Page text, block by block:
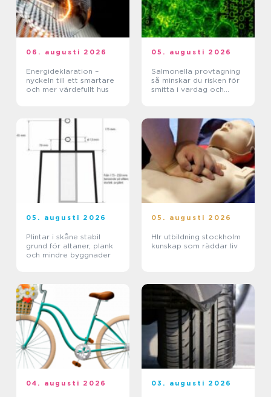
06. augusti 2026
Energideklaration –
nyckeln till ett smartare
och mer värdefullt hus
05. augusti 2026
Salmonella provtagning
så minskar du risken för
smitta i vardag och
05. augusti 2026
Plintar i skåne stabil
grund för altaner, plank
och mindre byggnader
05. augusti 2026
Hlr utbildning stockholm
kunskap som räddar liv
04. augusti 2026 03. augusti 2026